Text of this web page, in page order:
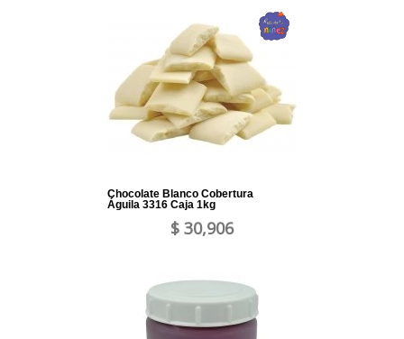
Chocolate Blanco Cobertura
Águila 3316 Caja 1kg
$ 30,906